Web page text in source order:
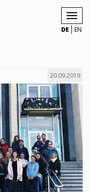
DE EN
20.09.2019